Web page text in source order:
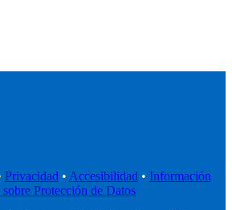
Privacidad • Accesibilidad • Información
sobre Protección de Datos